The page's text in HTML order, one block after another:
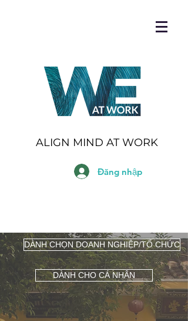
ALIGN MIND AT WORK
Đăng nhập
DÀNH CHỌN DOANH NGHIỆP/TỔ CHỨC
DÀNH CHO CÁ NHÂN